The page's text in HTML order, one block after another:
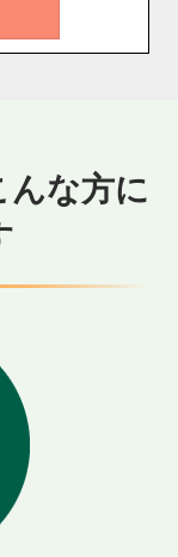
んな方に